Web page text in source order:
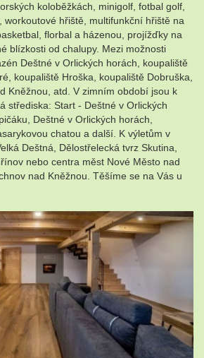
koloběžkách, minigolf, fotbal golf,
workoutové hřiště, multifunkční hřiště na
florbal a házenou, projížďky na
blízkosti od chalupy. Mezi možnosti
Deštné v Orlických horách, koupaliště
koupaliště Hroška, koupaliště Dobruška,
Kněžnou, atd. V zimním období jsou k
střediska: Start - Deštné v Orlických
Deštné v Orlických horách,
chatou a další. K výletům v
Deštná, Dělostřelecká tvrz Skutina,
nebo centra měst Nové Město nad
nad Kněžnou. Těšíme se na Vás u